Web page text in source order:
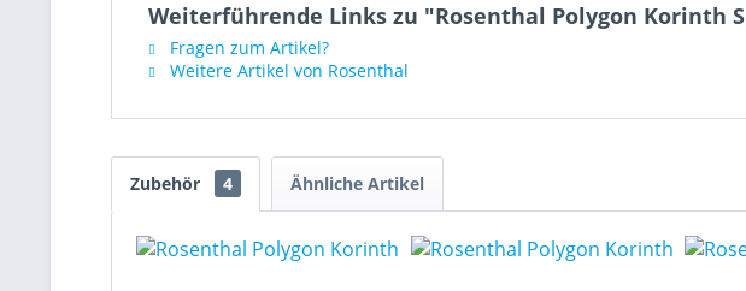
Weiterführende Links zu "Rosenthal Polygon Korinth
Fragen zum Artikel?
Weitere Artikel von Rosenthal
Zubehör 4 Ähnliche Artikel